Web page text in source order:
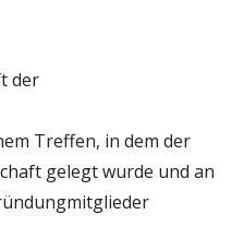
der
Treffen, in dem der
gelegt wurde und an